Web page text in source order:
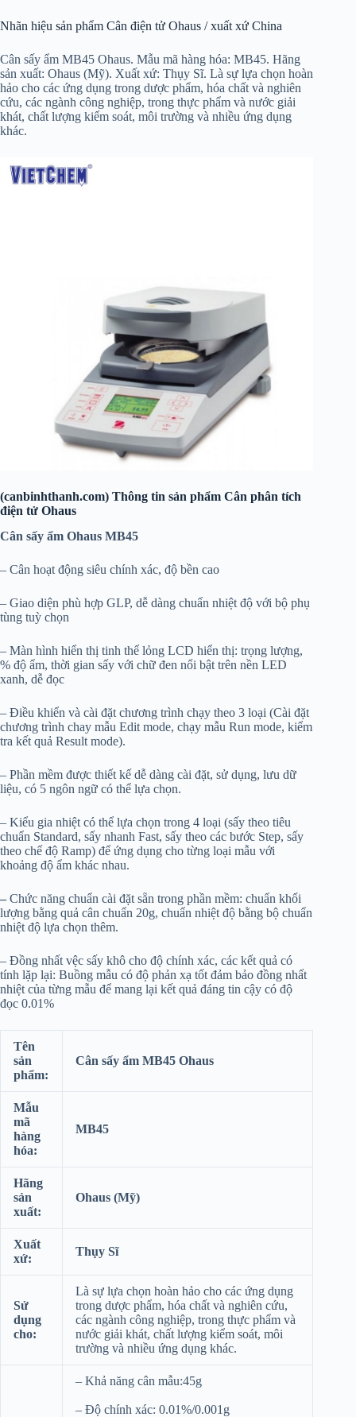
Nhãn hiệu sản phẩm Cân điện tử Ohaus / xuất xứ China
Cân sấy ẩm MB45 Ohaus. Mẫu mã hàng hóa: MB45. Hãng
sản xuất: Ohaus (Mỹ). Xuất xứ: Thụy Sĩ. Là sự lựa chọn hoàn
hảo cho các ứng dụng trong dược phẩm, hóa chất và nghiên
cứu, các ngành công nghiệp, trong thực phẩm và nước giải
khát, chất lượng kiểm soát, môi trường và nhiều ứng dụng
khác.
(canbinhthanh.com) Thông tin sản phẩm Cân phân tích
điện tử Ohaus
Cân sấy ẩm Ohaus MB45
– Cân hoạt động siêu chính xác, độ bền cao
– Giao diện phù hợp GLP, dễ dàng chuẩn nhiệt độ với bộ phụ
tùng tuỳ chọn
– Màn hình hiển thị tinh thể lỏng LCD hiển thị: trọng lượng,
% độ ẩm, thời gian sấy với chữ đen nổi bật trên nền LED
xanh, dễ đọc
– Điều khiển và cài đặt chương trình chạy theo 3 loại (Cài đặt
chương trình chay mẫu Edit mode, chạy mẫu Run mode, kiểm
tra kết quả Result mode).
– Phần mềm được thiết kế dễ dàng cài đặt, sử dụng, lưu dữ
liệu, có 5 ngôn ngữ có thể lựa chọn.
– Kiểu gia nhiệt có thể lựa chọn trong 4 loại (sấy theo tiêu
chuẩn Standard, sấy nhanh Fast, sấy theo các bước Step, sấy
theo chế độ Ramp) để ứng dụng cho từng loại mẫu với
khoảng độ ẩm khác nhau.
– Chức năng chuẩn cài đặt sẵn trong phần mềm: chuẩn khối
lượng bằng quả cân chuẩn 20g, chuẩn nhiệt độ bằng bộ chuẩn
nhiệt độ lựa chọn thêm.
– Đồng nhất vệc sấy khô cho độ chính xác, các kết quả có
tính lặp lại: Buồng mẫu có độ phản xạ tốt đảm bảo đồng nhất
nhiệt của từng mẫu để mang lại kết quả đáng tin cậy có độ
đọc 0.01%
Tên
sản
phẩm:
Cân sấy ẩm MB45 Ohaus
Mẫu
mã
hàng
hóa:
MB45
Hãng
sản
xuất:
Ohaus (Mỹ)
Xuất
xứ:
Thụy Sĩ
Sử
dụng
cho:
Là sự lựa chọn hoàn hảo cho các ứng dụng
trong dược phẩm, hóa chất và nghiên cứu,
các ngành công nghiệp, trong thực phẩm và
nước giải khát, chất lượng kiểm soát, môi
trường và nhiều ứng dụng khác.
– Khả năng cân mẫu:45g
– Độ chính xác: 0.01%/0.001g